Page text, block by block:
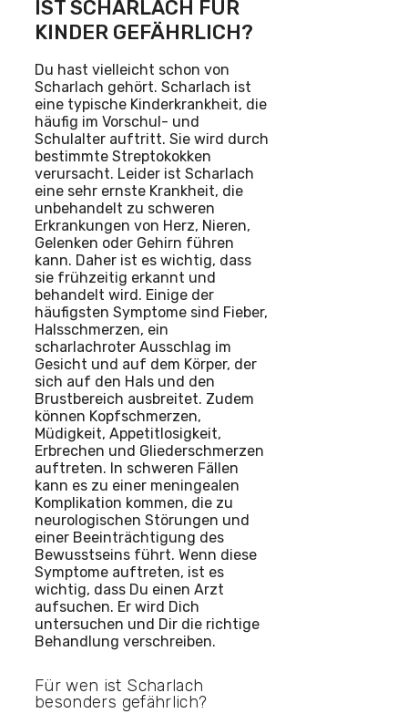
IST SCHARLACH FÜR
KINDER GEFÄHRLICH?
Du hast vielleicht schon von
Scharlach gehört. Scharlach ist
eine typische Kinderkrankheit, die
häufig im Vorschul- und
Schulalter auftritt. Sie wird durch
bestimmte Streptokokken
verursacht. Leider ist Scharlach
eine sehr ernste Krankheit, die
unbehandelt zu schweren
Erkrankungen von Herz, Nieren,
Gelenken oder Gehirn führen
kann. Daher ist es wichtig, dass
sie frühzeitig erkannt und
behandelt wird. Einige der
häufigsten Symptome sind Fieber,
Halsschmerzen, ein
scharlachroter Ausschlag im
Gesicht und auf dem Körper, der
sich auf den Hals und den
Brustbereich ausbreitet. Zudem
können Kopfschmerzen,
Müdigkeit, Appetitlosigkeit,
Erbrechen und Gliederschmerzen
auftreten. In schweren Fällen
kann es zu einer meningealen
Komplikation kommen, die zu
neurologischen Störungen und
einer Beeinträchtigung des
Bewusstseins führt. Wenn diese
Symptome auftreten, ist es
wichtig, dass Du einen Arzt
aufsuchen. Er wird Dich
untersuchen und Dir die richtige
Behandlung verschreiben.
Für wen ist Scharlach
besonders gefährlich?